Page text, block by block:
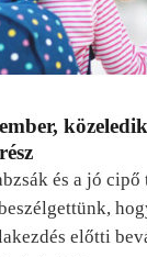
és a jó cipő
előtti